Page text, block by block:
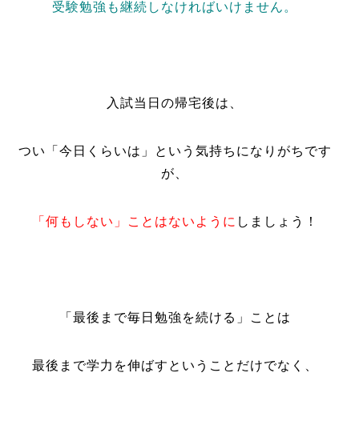
受験勉強も継続しなければいけません。
入試当日の帰宅後は、
つい「今日くらいは」という気持ちになりがちです
が、
「何もしない」ことはないように しましょう！
「最後まで毎日勉強を続ける」ことは
最後まで学力を伸ばすということだけでなく、